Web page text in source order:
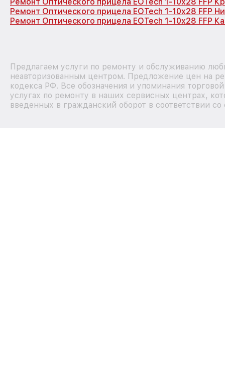
Ремонт Оптического прицела EOTech 1-10x28 FFP
Ремонт Оптического прицела EOTech 1-10x28 FFP
Предлагаем услуги по ремонту и обслуживанию
неавторизованным центром. Предложение цен на
кодекса РФ. Все обозначения и упоминания
услугах по ремонту в наших сервисных центрах,
введенных в гражданский оборот в соответствии